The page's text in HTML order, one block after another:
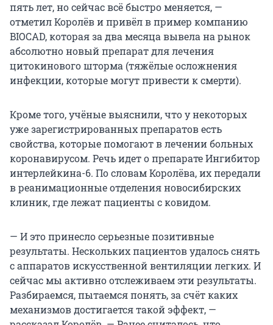
пять лет, но сейчас всё быстро меняется, —
отметил Королёв и привёл в пример компанию
BIOCAD, которая за два месяца вывела на рынок
абсолютно новый препарат для лечения
цитокинового шторма (тяжёлые осложнения
инфекции, которые могут привести к смерти).
Кроме того, учёные выяснили, что у некоторых
уже зарегистрированных препаратов есть
свойства, которые помогают в лечении больных
коронавирусом. Речь идет о препарате Ингибитор
интерлейкина-6. По словам Королёва, их передали
в реанимационные отделения новосибирских
клиник, где лежат пациенты с ковидом.
— И это принесло серьезные позитивные
результаты. Нескольких пациентов удалось снять
с аппаратов искусственной вентиляции легких. И
сейчас мы активно отслеживаем эти результаты.
Разбираемся, пытаемся понять, за счёт каких
механизмов достигается такой эффект, —